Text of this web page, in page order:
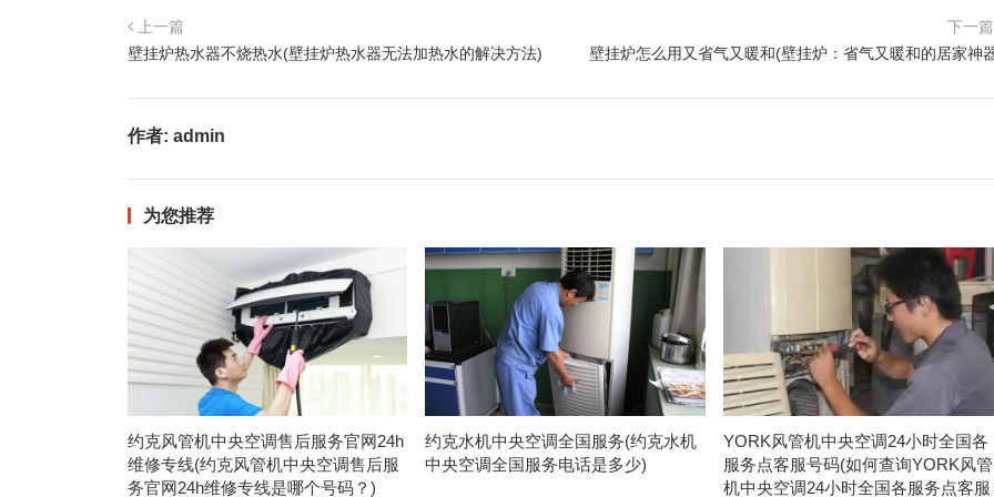
上一篇
壁挂炉热水器不烧热水(壁挂炉热水器无法加热水的解决方法)
下一
壁挂炉怎么用又省气又暖和(壁挂炉：省气又暖和的居家神
作者: admin
为您推荐
约克风管机中央空调售后服务官网24h
维修专线(约克风管机中央空调售后服
务官网24h维修专线是哪个号码？)
约克水机中央空调全国服务(约克水机
中央空调全国服务电话是多少)
YORK风管机中央空调24小时全国各
服务点客服号码(如何查询YORK风管
机中央空调24小时全国各服务点客服